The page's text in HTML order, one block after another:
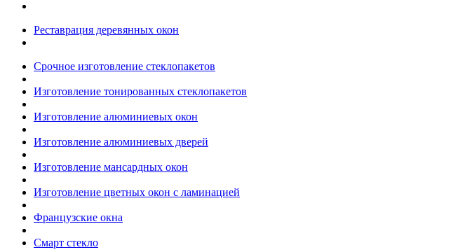
Реставрация деревянных окон
Срочное изготовление стеклопакетов
Изготовление тонированных стеклопакетов
Изготовление алюминиевых окон
Изготовление алюминиевых дверей
Изготовление мансардных окон
Изготовление цветных окон с ламинацией
Французские окна
Смарт стекло